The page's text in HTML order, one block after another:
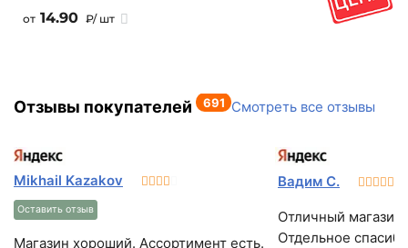
от 14.90 ₽/ шт
Отзывы покупателей 691 Смотреть все отзывы
Mikhail Kazakov
Оставить отзыв
Магазин хороший. Ассортимент есть.
Вадим С.
Отличный
Отдельное